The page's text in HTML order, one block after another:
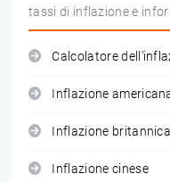
tassi di inflazione e
Calcolatore
Inflazione
Inflazione britannica
Inflazione cinese